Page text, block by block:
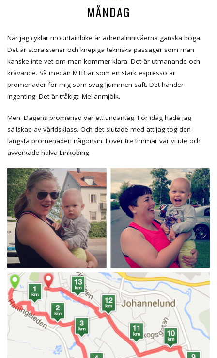
MÅNDAG
När jag cyklar mountainbike är adrenalinnivåerna ganska höga.
Det är stora stenar och knepiga tekniska passager som man
kanske inte vet om man kommer klara. Det är utmanande och
krävande. Så medan MTB är som en stark espresso är
promenader för mig som svag ljummen saft. Det händer
ingenting. Det är tråkigt. Mellanmjölk.
Men. Dagens promenad var ett undantag. För idag hade jag
sällskap av världsklass. Och det slutade med att jag tog den
längsta promenaden någonsin. I över tre timmar var vi ute och
avverkade halva Linköping.